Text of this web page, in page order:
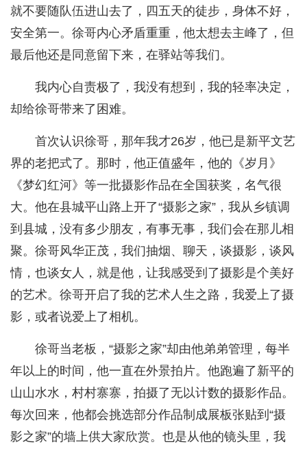
就不要随队伍进山去了，四五天的徒步，身体不好，
安全第一。徐哥内心矛盾重重，他太想去主峰了，但
最后他还是同意留下来，在驿站等我们。
我内心自责极了，我没有想到，我的轻率决定，
却给徐哥带来了困难。
首次认识徐哥，那年我才26岁，他已是新平文艺
界的老把式了。那时，他正值盛年，他的《岁月》
《梦幻红河》等一批摄影作品在全国获奖，名气很
大。他在县城平山路上开了“摄影之家”，我从乡镇调
到县城，没有多少朋友，有事无事，我们会在那儿相
聚。徐哥风华正茂，我们抽烟、聊天，谈摄影，谈风
情，也谈女人，就是他，让我感受到了摄影是个美好
的艺术。徐哥开启了我的艺术人生之路，我爱上了摄
影，或者说爱上了相机。
徐哥当老板，“摄影之家”却由他弟弟管理，每半
年以上的时间，他一直在外景拍片。他跑遍了新平的
山山水水，村村寨寨，拍摄了无以计数的摄影作品。
每次回来，他都会挑选部分作品制成展板张贴到“摄
影之家”的墙上供大家欣赏。也是从他的镜头里，我